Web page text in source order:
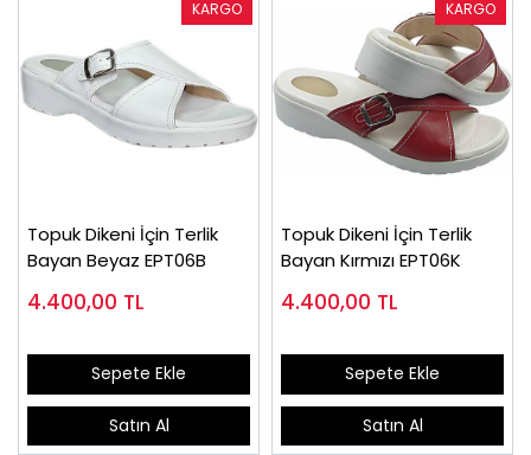
Topuk Dikeni İçin Terlik
Bayan Beyaz EPT06B
4.400,00 TL
Sepete Ekle
Satın Al
Topuk Dikeni İçin Terlik
Bayan Kırmızı EPT06K
4.400,00 TL
Sepete Ekle
Satın Al